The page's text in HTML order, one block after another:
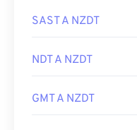
SAST A NZDT
NDT A NZDT
GMT A NZDT